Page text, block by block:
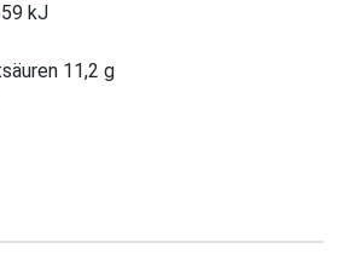
kJ
11,2 g